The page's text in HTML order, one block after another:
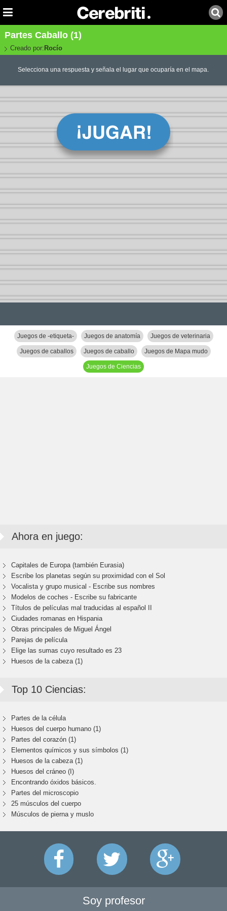
Partes Caballo (1)
Creado por: Rocío
Selecciona una respuesta y señala el lugar que ocuparía en el mapa.
Juegos de -etiqueta- Juegos de anatomía Juegos de veterinaria
Juegos de caballos Juegos de caballo Juegos de Mapa mudo
Juegos de Ciencias
Ahora en juego:
Capitales de Europa (también Eurasia)
Escribe los planetas según su proximidad con el Sol
Vocalista y grupo musical - Escribe sus nombres
Modelos de coches - Escribe su fabricante
Títulos de películas mal traducidas al español II
Ciudades romanas en Hispania
Obras principales de Miguel Ángel
Parejas de película
Elige las sumas cuyo resultado es 23
Huesos de la cabeza (1)
Top 10 Ciencias:
Partes de la célula
Huesos del cuerpo humano (1)
Partes del corazón (1)
Elementos químicos y sus símbolos (1)
Huesos de la cabeza (1)
Huesos del cráneo (I)
Encontrando óxidos básicos.
Partes del microscopio
25 músculos del cuerpo
Músculos de pierna y muslo
Soy profesor